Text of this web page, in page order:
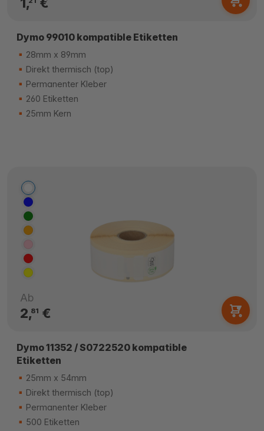
Dymo 99010 kompatible Etiketten
28mm x 89mm
Direkt thermisch (top)
Permanenter Kleber
260 Etiketten
25mm Kern
Ab
2,81 €
Dymo 11352 / S0722520 kompatible
Etiketten
25mm x 54mm
Direkt thermisch (top)
Permanenter Kleber
500 Etiketten